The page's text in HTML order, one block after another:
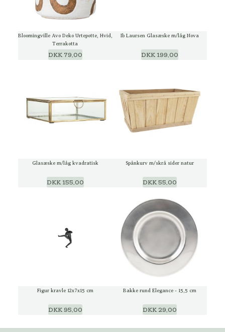
Bloomingville Avo Deko Urtepotte, Hvid,
Terrakotta
DKK 79,00
Ib Laursen Glasæske m/låg Nova
DKK 199,00
Glasæske m/låg kvadratisk
DKK 155,00
Spånkurv m/skrå sider natur
DKK 55,00
Figur kravle 12x7x15 cm
DKK 95,00
Bakke rund Elegance - 15,5 cm
DKK 29,00